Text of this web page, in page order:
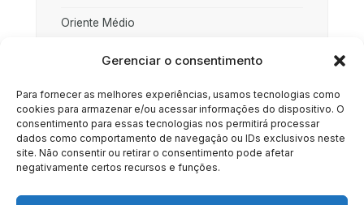
Gerenciar o consentimento
Para fornecer as melhores experiências, usamos tecnologias como
cookies para armazenar e/ou acessar informações do dispositivo. O
consentimento para essas tecnologias nos permitirá processar
dados como comportamento de navegação ou IDs exclusivos neste
site. Não consentir ou retirar o consentimento pode afetar
negativamente certos recursos e funções.
Oriente Médio
Rússia
Sociedade
Uncategorized